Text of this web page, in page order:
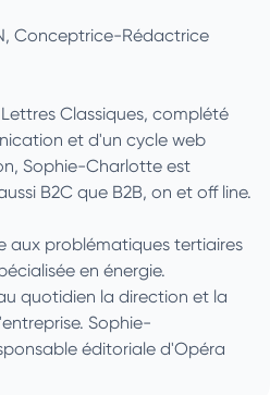
Linkedin
Conceptrice-Rédactrice
Classiques, complété
et d'un cycle web
Sophie-Charlotte est
B2C que B2B, on et off line.
aux problématiques tertiaires
en énergie.
quotidien la direction et la
Sophie-
éditoriale d'Opéra